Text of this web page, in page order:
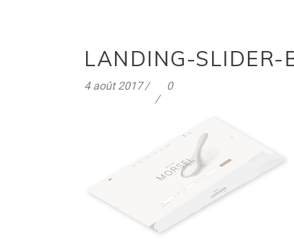
LANDING-SLIDER-
4 août 2017 0